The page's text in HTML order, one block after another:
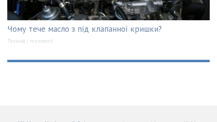
Чому тече масло з під клапанної кришки?
Техніка і технології